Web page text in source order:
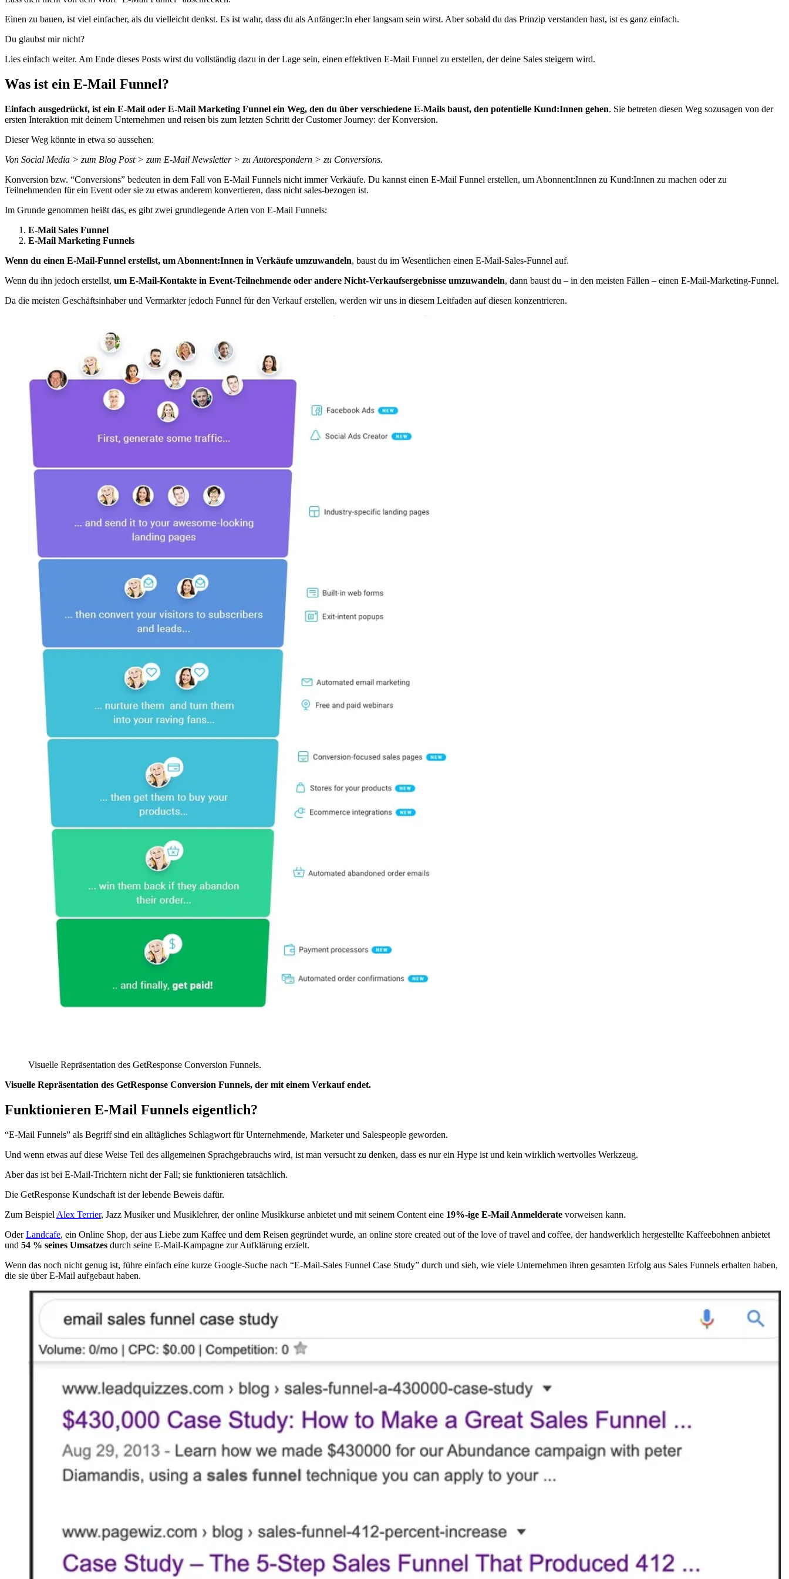
Einen zu bauen, ist viel einfacher, als du vielleicht denkst. Es ist wahr, dass du als Anfänger:In eher langsam sein wirst. Aber sobald du das Prinzip verstanden hast, ist es ganz einfach.
Du glaubst mir nicht?
Lies einfach weiter. Am Ende dieses Posts wirst du vollständig dazu in der Lage sein, einen effektiven E-Mail Funnel zu erstellen, der deine Sales steigern wird.
Was ist ein E-Mail Funnel?
Einfach ausgedrückt, ist ein E-Mail oder E-Mail Marketing Funnel ein Weg, den du über verschiedene E-Mails baust, den potentielle Kund:Innen gehen. Sie betreten diesen Weg sozusagen von der
ersten Interaktion mit deinem Unternehmen und reisen bis zum letzten Schritt der Customer Journey: der Konversion.
Dieser Weg könnte in etwa so aussehen:
Von Social Media > zum Blog Post > zum E-Mail Newsletter > zu Autorespondern > zu Conversions.
Konversion bzw. “Conversions” bedeuten in dem Fall von E-Mail Funnels nicht immer Verkäufe. Du kannst einen E-Mail Funnel erstellen, um Abonnent:Innen zu Kund:Innen zu machen oder zu
Teilnehmenden für ein Event oder sie zu etwas anderem konvertieren, dass nicht sales-bezogen ist.
Im Grunde genommen heißt das, es gibt zwei grundlegende Arten von E-Mail Funnels:
E-Mail Sales Funnel
E-Mail Marketing Funnels
Wenn du einen E-Mail-Funnel erstellst, um Abonnent:Innen in Verkäufe umzuwandeln, baust du im Wesentlichen einen E-Mail-Sales-Funnel auf.
Wenn du ihn jedoch erstellst, um E-Mail-Kontakte in Event-Teilnehmende oder andere Nicht-Verkaufsergebnisse umzuwandeln, dann baust du – in den meisten Fällen – einen E-Mail-Marketing-Funnel.
Da die meisten Geschäftsinhaber und Vermarkter jedoch Funnel für den Verkauf erstellen, werden wir uns in diesem Leitfaden auf diesen konzentrieren.
Visuelle Repräsentation des GetResponse Conversion Funnels.
Visuelle Repräsentation des GetResponse Conversion Funnels, der mit einem Verkauf endet.
Funktionieren E-Mail Funnels eigentlich?
“E-Mail Funnels” als Begriff sind ein alltägliches Schlagwort für Unternehmende, Marketer und Salespeople geworden.
Und wenn etwas auf diese Weise Teil des allgemeinen Sprachgebrauchs wird, ist man versucht zu denken, dass es nur ein Hype ist und kein wirklich wertvolles Werkzeug.
Aber das ist bei E-Mail-Trichtern nicht der Fall; sie funktionieren tatsächlich.
Die GetResponse Kundschaft ist der lebende Beweis dafür.
Zum Beispiel Alex Terrier, Jazz Musiker und Musiklehrer, der online Musikkurse anbietet und mit seinem Content eine 19%-ige E-Mail Anmelderate vorweisen kann.
OderLandcafe, ein Online Shop, der aus Liebe zum Kaffee und dem Reisen gegründet wurde, an online store created out of the love of travel and coffee, der handwerklich hergestellte Kaffeebohnen anbietet
und 54 % seines Umsatzes durch seine E-Mail-Kampagne zur Aufklärung erzielt.
Wenn das noch nicht genug ist, führe einfach eine kurze Google-Suche nach “E-Mail-Sales Funnel Case Study” durch und sieh, wie viele Unternehmen ihren gesamten Erfolg aus Sales Funnels erhalten haben,
die sie über E-Mail aufgebaut haben.